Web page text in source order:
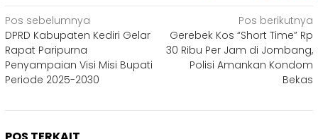
Navigasi
pos
Pos sebelumnya
DPRD Kabupaten Kediri Gelar
Rapat Paripurna
Penyampaian Visi Misi Bupati
Periode 2025-2030
Pos berikutnya
Gerebek Kos “Short Time” Rp
30 Ribu Per Jam di Jombang,
Polisi Amankan Kondom
Bekas